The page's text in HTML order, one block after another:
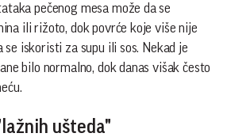
pečenog mesa može da se
ili rižoto, dok povrće koje više nije
se iskoristi za supu ili sos. Nekad je
bilo normalno, dok danas višak često
ušteda"